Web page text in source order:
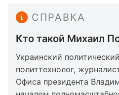
СПРАВКА
Кто такой Михаил
Украинский
политтехнолог,
Офиса президента